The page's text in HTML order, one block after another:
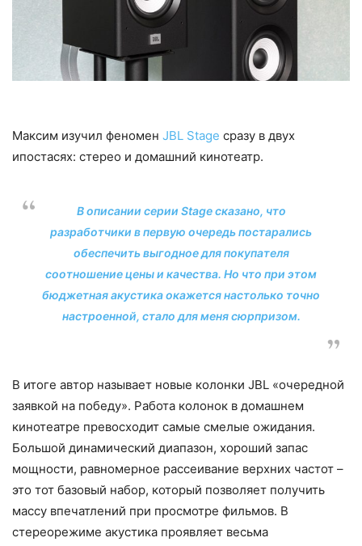
Максим изучил феномен JBL Stage сразу в двух
ипостасях: стерео и домашний кинотеатр.
В описании серии Stageсказано, что
разработчики в первую очередь постарались
обеспечить выгодное для покупателя
соотношение цены и качества. Но что при этом
бюджетная акустика окажется настолько точно
настроенной, стало для меня сюрпризом.
В итоге автор называет новые колонки JBL «очередной
заявкой на победу». Работа колонок в домашнем
кинотеатре превосходит самые смелые ожидания.
Большой динамический диапазон, хороший запас
мощности, равномерное рассеивание верхних частот –
это тот базовый набор, который позволяет получить
массу впечатлений при просмотре фильмов. В
стереорежиме акустика проявляет весьма